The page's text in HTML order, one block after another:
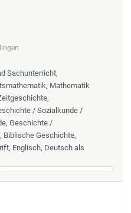
Sachunterricht,
Mathematik
/ Sozialkunde /
Geschichte /
Biblische Geschichte,
Englisch, Deutsch als